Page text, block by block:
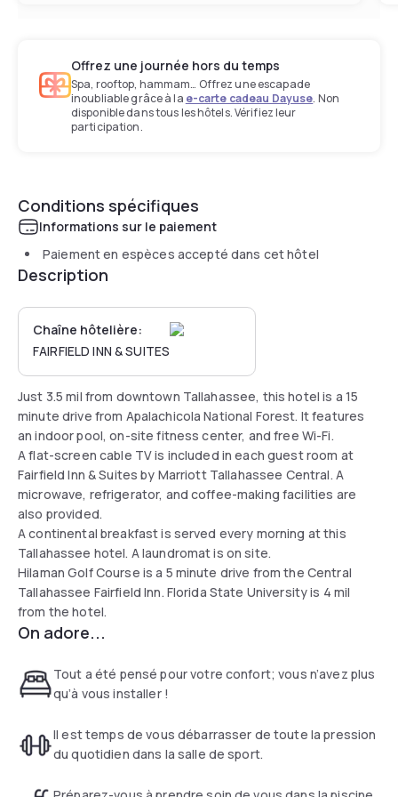
Offrez une journée hors du temps
Spa, rooftop, hammam… Offrez une escapade
inoubliable grâce à la e-carte cadeau Dayuse. Non
disponible dans tous les hôtels. Vérifiez leur
participation.
Conditions spécifiques
Informations sur le paiement
Paiement en espèces accepté dans cet hôtel
Description
Chaîne hôtelière:
FAIRFIELD INN & SUITES
Just 3.5 mil from downtown Tallahassee, this hotel is a 15
minute drive from Apalachicola National Forest. It features
an indoor pool, on-site fitness center, and free Wi-Fi.
A flat-screen cable TV is included in each guest room at
Fairfield Inn & Suites by Marriott Tallahassee Central. A
microwave, refrigerator, and coffee-making facilities are
also provided.
A continental breakfast is served every morning at this
Tallahassee hotel. A laundromat is on site.
Hilaman Golf Course is a 5 minute drive from the Central
Tallahassee Fairfield Inn. Florida State University is 4 mil
from the hotel.
On adore...
Tout a été pensé pour votre confort; vous n’avez plus
qu’à vous installer !
Il est temps de vous débarrasser de toute la pression
du quotidien dans la salle de sport.